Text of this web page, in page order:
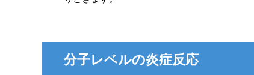
分子レベルの炎症反応